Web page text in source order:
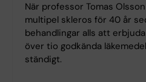
När professor Tomas
multipel skleros för 40 år
behandlingar alls att
över tio godkända
ständigt.